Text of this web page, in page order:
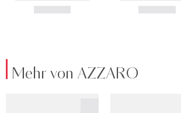
Mehr von AZZARO